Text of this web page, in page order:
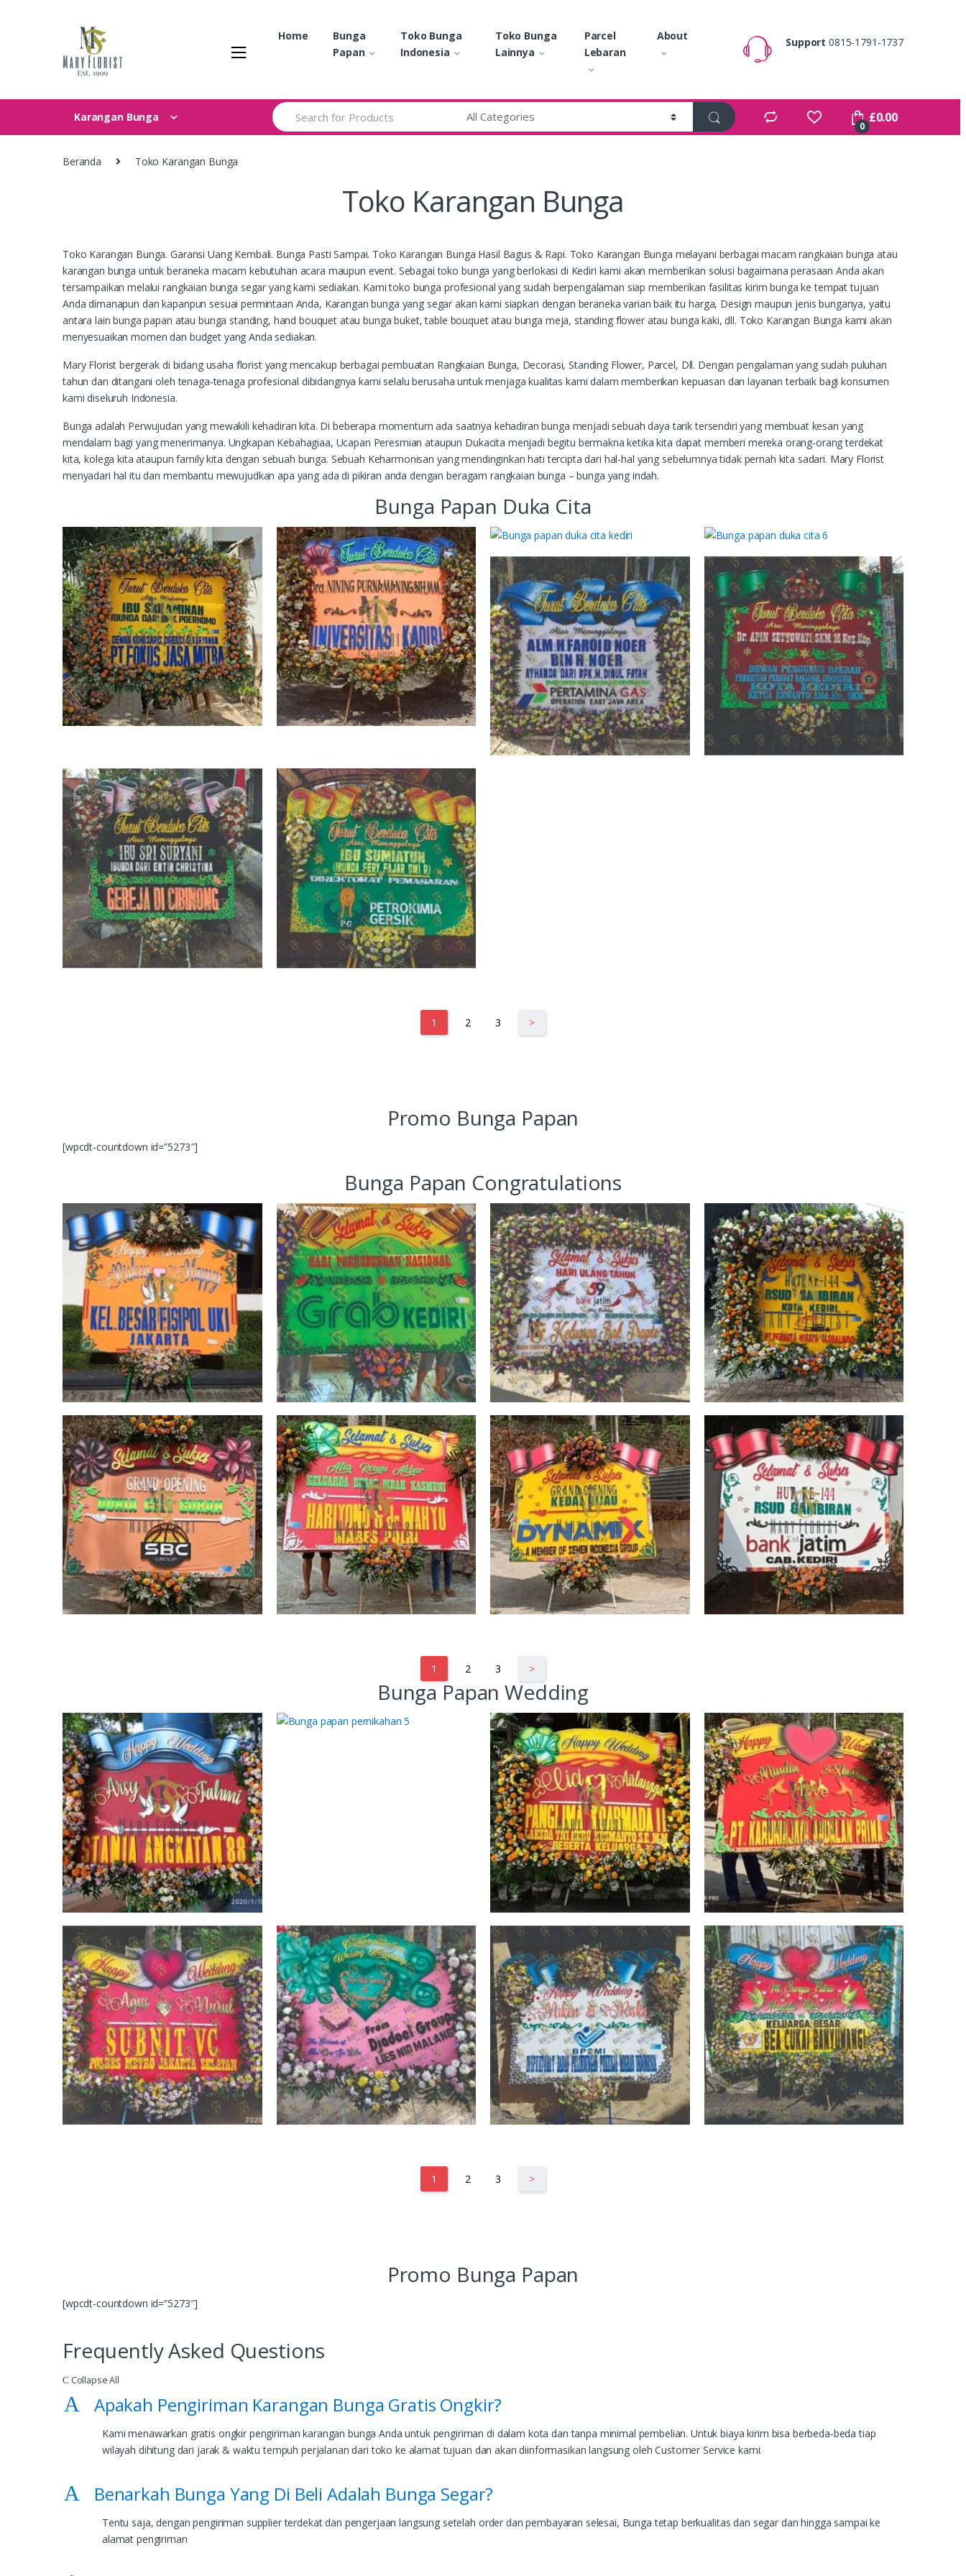
Home
Bunga
Papan
Toko Bunga
Indonesia
Toko Bunga
Lainnya
Parcel
Lebaran
About Support 0815-1791-1737
Karangan Bunga
Search
for:
0
£0.00
Beranda Toko Karangan Bunga
Toko Karangan Bunga
Toko Karangan Bunga. Garansi Uang Kembali. Bunga Pasti Sampai. Toko Karangan Bunga Hasil Bagus & Rapi. Toko Karangan Bunga melayani berbagai macam rangkaian bunga atau
karangan bunga untuk beraneka macam kebutuhan acara maupun event. Sebagai toko bunga yang berlokasi di Kediri kami akan memberikan solusi bagaimana perasaan Anda akan
tersampaikan melalui rangkaian bunga segar yang kami sediakan. Kami toko bunga profesional yang sudah berpengalaman siap memberikan fasilitas kirim bunga ke tempat tujuan
Anda dimanapun dan kapanpun sesuai permintaan Anda, Karangan bunga yang segar akan kami siapkan dengan beraneka varian baik itu harga, Design maupun jenis bunganya, yaitu
antara lain bunga papan atau bunga standing, hand bouquet atau bunga buket, table bouquet atau bunga meja, standing flower atau bunga kaki, dll. Toko Karangan Bunga kami akan
menyesuaikan momen dan budget yang Anda sediakan.
Mary Florist bergerak di bidang usaha florist yang mencakup berbagai pembuatan Rangkaian Bunga, Decorasi, Standing Flower, Parcel, Dll. Dengan pengalaman yang sudah puluhan
tahun dan ditangani oleh tenaga-tenaga profesional dibidangnya kami selalu berusaha untuk menjaga kualitas kami dalam memberikan kepuasan dan layanan terbaik bagi konsumen
kami diseluruh Indonesia.
Bunga adalah Perwujudan yang mewakili kehadiran kita. Di beberapa momentum ada saatnya kehadiran bunga menjadi sebuah daya tarik tersendiri yang membuat kesan yang
mendalam bagi yang menerimanya. Ungkapan Kebahagiaa, Ucapan Peresmian ataupun Dukacita menjadi begitu bermakna ketika kita dapat memberi mereka orang-orang terdekat
kita, kolega kita ataupun family kita dengan sebuah bunga. Sebuah Keharmonisan yang mendinginkan hati tercipta dari hal-hal yang sebelumnya tidak pernah kita sadari. Mary Florist
menyadari hal itu dan membantu mewujudkan apa yang ada di pikiran anda dengan beragam rangkaian bunga – bunga yang indah.
Bunga Papan Duka Cita
1 2 3 >
Promo Bunga Papan
[wpcdt-countdown id=”5273″]
Bunga Papan Congratulations
1 2 3 >
Bunga Papan Wedding
1 2 3 >
Promo Bunga Papan
[wpcdt-countdown id=”5273″]
Frequently Asked Questions
C Collapse All
A Apakah Pengiriman Karangan Bunga Gratis Ongkir?
Kami menawarkan gratis ongkir pengiriman karangan bunga Anda untuk pengiriman di dalam kota dan tanpa minimal pembelian. Untuk biaya kirim bisa berbeda-beda tiap
wilayah dihitung dari jarak & waktu tempuh perjalanan dari toko ke alamat tujuan dan akan diinformasikan langsung oleh Customer Service kami.
A Benarkah Bunga Yang Di Beli Adalah Bunga Segar?
Tentu saja, dengan pengiriman supplier terdekat dan pengerjaan langsung setelah order dan pembayaran selesai, Bunga tetap berkualitas dan segar dan hingga sampai ke
alamat pengiriman